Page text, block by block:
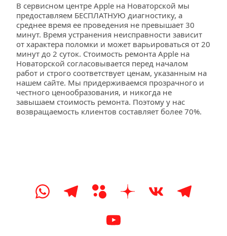
В сервисном центре Apple на Новаторской мы
предоставляем БЕСПЛАТНУЮ диагностику, а
среднее время ее проведения не превышает 30
минут. Время устранения неисправности зависит
от характера поломки и может варьироваться от 20
минут до 2 суток. Стоимость ремонта Apple на
Новаторской согласовывается перед началом
работ и строго соответствует ценам, указанным на
нашем сайте. Мы придерживаемся прозрачного и
честного ценообразования, и никогда не
завышаем стоимость ремонта. Поэтому у нас
возвращаемость клиентов составляет более 70%.